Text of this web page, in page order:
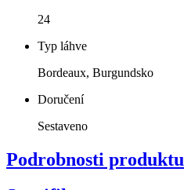
24
Typ láhve
Bordeaux, Burgundsko
Doručení
Sestaveno
Podrobnosti produktu